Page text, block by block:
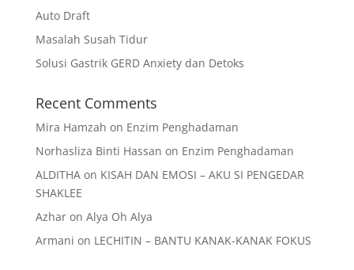
Auto Draft
Masalah Susah Tidur
Solusi Gastrik GERD Anxiety dan Detoks
Recent Comments
Mira Hamzah on Enzim Penghadaman
Norhasliza Binti Hassan on Enzim Penghadaman
ALDITHAon KISAH DAN EMOSI – AKU SI PENGEDAR
SHAKLEE
Azharon Alya Oh Alya
Armani on LECHITIN – BANTU KANAK-KANAK FOKUS